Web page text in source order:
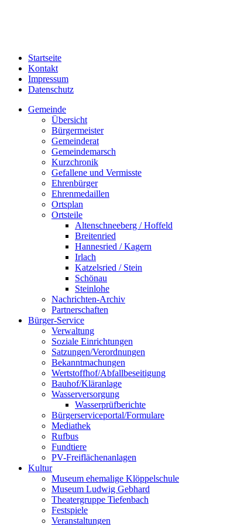
Startseite
Kontakt
Impressum
Datenschutz
Gemeinde
Übersicht
Bürgermeister
Gemeinderat
Gemeindemarsch
Kurzchronik
Gefallene und Vermisste
Ehrenbürger
Ehrenmedaillen
Ortsplan
Ortsteile
Altenschneeberg / Hoffeld
Breitenried
Hannesried / Kagern
Irlach
Katzelsried / Stein
Schönau
Steinlohe
Nachrichten-Archiv
Partnerschaften
Bürger-Service
Verwaltung
Soziale Einrichtungen
Satzungen/Verordnungen
Bekanntmachungen
Wertstoffhof/Abfallbeseitigung
Bauhof/Kläranlage
Wasserversorgung
Wasserprüfberichte
Bürgerserviceportal/Formulare
Mediathek
Rufbus
Fundtiere
PV-Freiflächenanlagen
Kultur
Museum ehemalige Klöppelschule
Museum Ludwig Gebhard
Theatergruppe Tiefenbach
Festspiele
Veranstaltungen